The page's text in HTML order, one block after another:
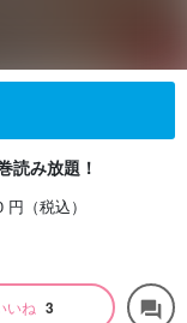
読み放題！
円（税込）
いね 3 forum